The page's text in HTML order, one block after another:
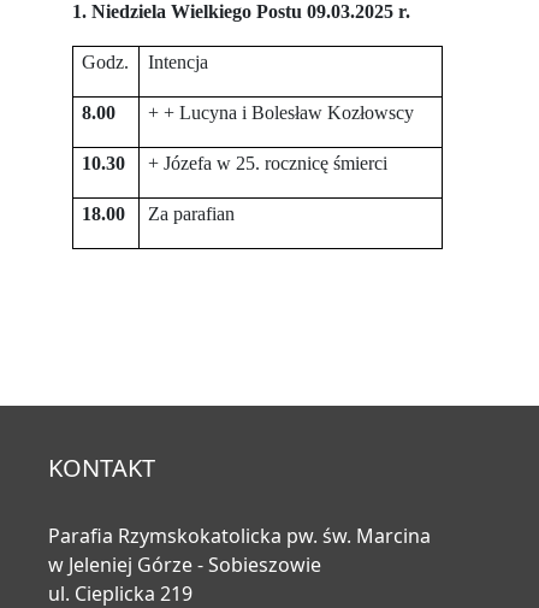
1. Niedziela Wielkiego Postu 09.03.2025 r.
Godz. Intencja
8.00 + + Lucyna i Bolesław Kozłowscy
10.30 + Józefa w 25. rocznicę śmierci
18.00 Za parafian
KONTAKT
Parafia Rzymskokatolicka pw. św. Marcina
w Jeleniej Górze - Sobieszowie
ul. Cieplicka 219